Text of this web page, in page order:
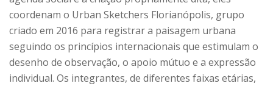
coordenam o Urban Sketchers Florianópolis, grupo
criado em 2016 para registrar a paisagem urbana
seguindo os princípios internacionais que estimulam o
desenho de observação, o apoio mútuo e a expressão
individual. Os integrantes, de diferentes faixas etárias,